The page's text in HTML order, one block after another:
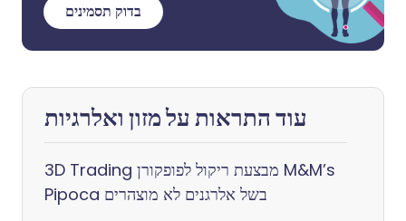
בדוק תסמינים
עוד התראות על מזון ואלרגיות
3D Trading מבצעת ריקול לפופקורן M&M’s
Pipoca בשל אלרגנים לא מוצהרים